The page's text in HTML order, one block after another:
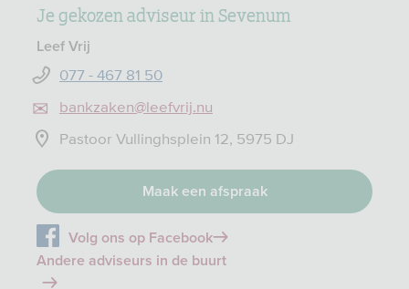
Je gekozen adviseur in Sevenum
Leef Vrij
077 - 467 81 50
bankzaken@leefvrij.nu
Pastoor Vullinghsplein 12, 5975 DJ
Maak een afspraak
Volg ons op Facebook
Andere adviseurs in de buurt